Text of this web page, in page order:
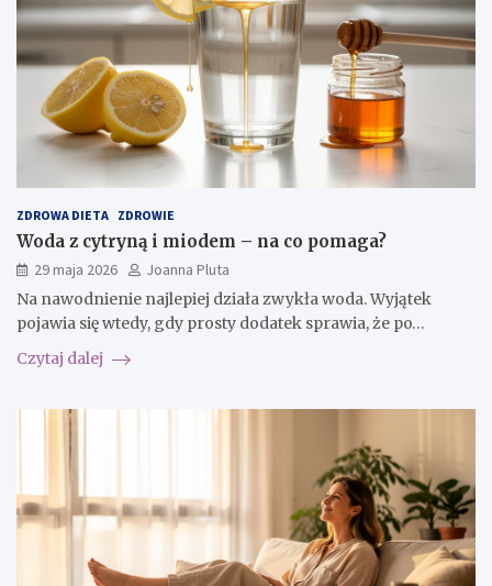
ZDROWA DIETA ZDROWIE
Woda z cytryną i miodem – na co pomaga?
29 maja 2026
Joanna Pluta
Na nawodnienie najlepiej działa zwykła woda. Wyjątek
pojawia się wtedy, gdy prosty dodatek sprawia, że po…
Czytaj dalej